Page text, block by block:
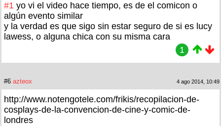
#1 yo vi el video hace tiempo, es de el comicon o
algún evento similar
y la verdad es que sigo sin estar seguro de si es lucy
lawess, o alguna chica con su misma cara
1
#6 azteox 4 ago 2014, 10:49
http://www.notengotele.com/frikis/recopilacion-de-
cosplays-de-la-convencion-de-cine-y-comic-de-
londres